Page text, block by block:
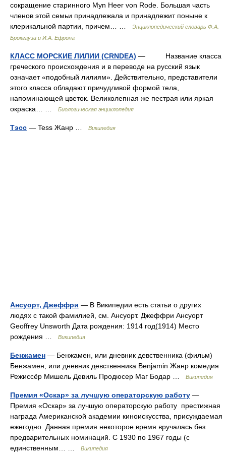
сокращение старинного Myn Heer von Rode. Большая часть
членов этой семьи принадлежала и принадлежит поныне к
клерикальной партии, причем… …
Энциклопедический словарь Ф.А.
Брокгауза и И.А. Ефрона
КЛАСС МОРСКИЕ ЛИЛИИ (CRNDEA) — Название класса
греческого происхождения и в переводе на русский язык
означает «подобный лилиям». Действительно, представители
этого класса обладают причудливой формой тела,
напоминающей цветок. Великолепная же пестрая или яркая
окраска… …
Биологическая энциклопедия
Тэсс — Tess Жанр … Википедия
Ансуорт, Джеффри — В Википедии есть статьи о других
людях с такой фамилией, см. Ансуорт. Джеффри Ансуорт
Geoffrey Unsworth Дата рождения: 1914 год(1914) Место
рождения …
Википедия
Бенжамен — Бенжамен, или дневник девственника (фильм)
Бенжамен, или дневник девственника Benjamin Жанр комедия
Режиссёр Мишель Девиль Продюсер Маг Бодар …
Википедия
Премия «Оскар» за лучшую операторскую работу —
Премия «Оскар» за лучшую операторскую работу престижная
награда Американской академии киноискусства, присуждаемая
ежегодно. Данная премия некоторое время вручалась без
предварительных номинаций. С 1930 по 1967 годы (с
единственным… …
Википедия